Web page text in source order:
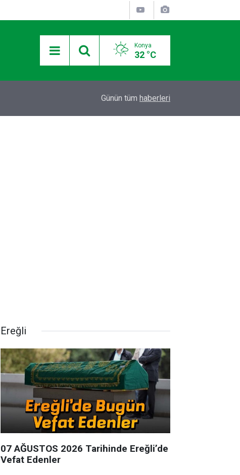
Konya
32 °C
Takla atan otomobildeki Bedirhan öldü, 3 kişi
Günün tüm haberleri
Ereğli
07 AĞUSTOS 2026 Tarihinde Ereğli’de
Vefat Edenler